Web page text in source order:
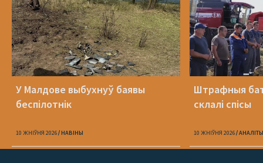
У Малдове выбухнуў баявы
беспілотнік
10 ЖНІЎНЯ 2026 НАВІНЫ
Штрафныя
склалі спісы
10 ЖНІЎНЯ 2026